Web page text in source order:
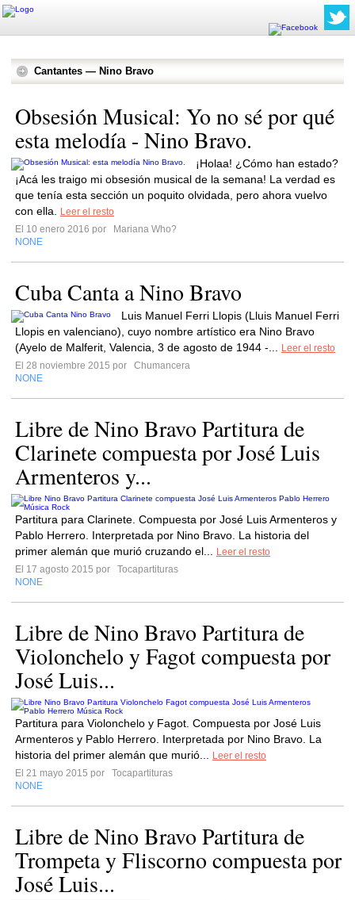
Cantantes — Nino Bravo
Obsesión Musical: Yo no sé por qué
esta melodía - Nino Bravo.
¡Holaa! ¿Cómo han estado?
¡Acá les traigo mi obsesión musical de la semana! La verdad es
que tenía esta sección un poquito olvidada, pero ahora vuelvo
con ella.
Leer el resto
El 10 enero 2016 por
Mariana Who?
NONE
Cuba Canta a Nino Bravo
Luis Manuel Ferri Llopis (Lluis Manuel Ferri
Llopis en valenciano), cuyo nombre artístico era Nino Bravo
(Ayelo de Malferit, Valencia, 3 de agosto de 1944 -...
Leer el resto
El 28 noviembre 2015 por
Chumancera
NONE
Libre de Nino Bravo Partitura de
Clarinete compuesta por José Luis
Armenteros y...
Partitura para Clarinete. Compuesta por José Luis Armenteros y
Pablo Herrero. Interpretada por Nino Bravo. La historia del
primer alemán que murió cruzando el...
Leer el resto
El 17 agosto 2015 por
Tocapartituras
NONE
Libre de Nino Bravo Partitura de
Violonchelo y Fagot compuesta por
José Luis...
Partitura para Violonchelo y Fagot. Compuesta por José Luis
Armenteros y Pablo Herrero. Interpretada por Nino Bravo. La
historia del primer alemán que murió...
Leer el resto
El 21 mayo 2015 por
Tocapartituras
NONE
Libre de Nino Bravo Partitura de
Trompeta y Fliscorno compuesta por
José Luis...